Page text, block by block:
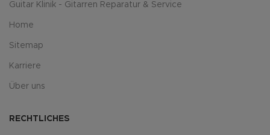
Guitar Klinik - Gitarren Reparatur & Service
Home
Sitemap
Karriere
Über uns
RECHTLICHES